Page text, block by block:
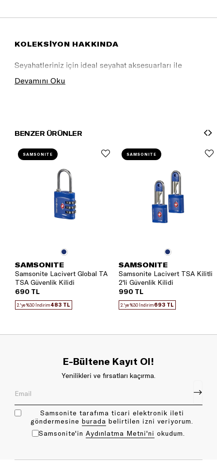
KOLEKSİYON HAKKINDA
Seyahatleriniz için ideal seyahat aksesuarları ile
tarzınızı yansıtın.
Devamını Oku
BENZER ÜRÜNLER
SAMSONITE
Samsonite Lacivert Global TA
TSA Güvenlik Kilidi
690 TL
2.'ye %30 İndirim483 TL
SAMSONITE
SAMSONITE
Samsonite Lacivert TSA Kilitli
2'li Güvenlik Kilidi
990 TL
2.'ye %30 İndirim693 TL
SAMSONITE
E-Bültene Kayıt Ol!
Yenilikleri ve fırsatları kaçırma.
Samsonite tarafıma ticari elektronik ileti
göndermesine bu rada belirtilen izni veriyorum.
Samsonite'in Aydınlatma Metni'ni okudum.